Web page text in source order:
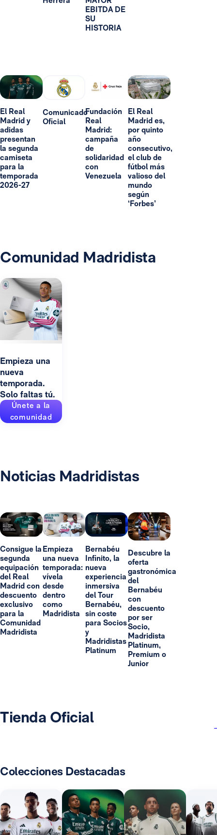
EBITDA DE
SU
HISTORIA
El Real
Madrid y
adidas
presentan
la segunda
camiseta
para la
temporada
2026-27
Comunicado
Oficial
Fundación
Real
Madrid:
campaña
de
solidaridad
con
Venezuela
El Real
Madrid es,
por quinto
año
consecutivo,
el club de
fútbol más
valioso del
mundo
según
‘Forbes’
Comunidad Madridista
Empieza una
nueva
temporada.
Solo faltas tú.
Únete a la
comunidad
Noticias Madridistas
Consigue la
segunda
equipación
del Real
Madrid con
descuento
exclusivo
para la
Comunidad
Madridista
Empieza
una nueva
temporada:
vívela
desde
dentro
como
Madridista
Bernabéu
Infinito, la
nueva
experiencia
inmersiva
del Tour
Bernabéu,
sin coste
para Socios
y
Madridistas
Platinum
Descubre la
oferta
gastronómica
del
Bernabéu
con
descuento
por ser
Socio,
Madridista
Platinum,
Premium o
Junior
Tienda Oficial
Colecciones Destacadas